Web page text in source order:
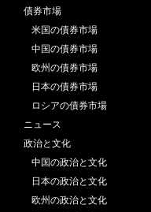
債券市場
米国の債券市場
中国の債券市場
欧州の債券市場
日本の債券市場
ロシアの債券市場
ニュース
政治と文化
中国の政治と文化
日本の政治と文化
欧州の政治と文化